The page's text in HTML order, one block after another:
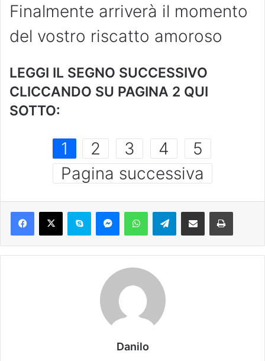
Finalmente arriverà il momento
del vostro riscatto amoroso
LEGGI IL SEGNO SUCCESSIVO
CLICCANDO SU PAGINA 2 QUI
SOTTO:
1 2 3 4
5
Pagina successiva
Danilo